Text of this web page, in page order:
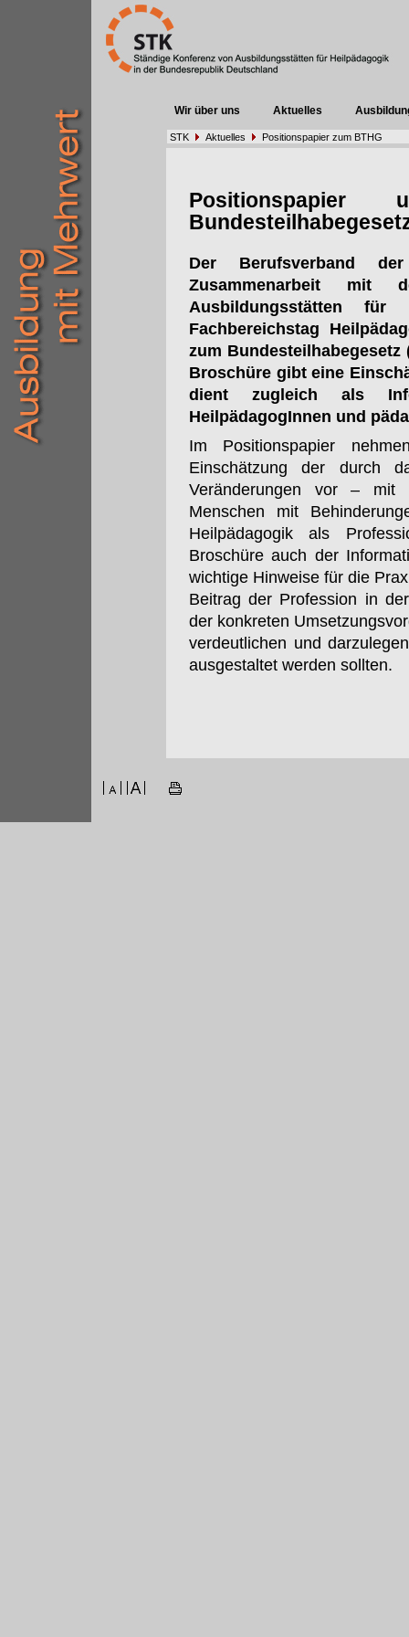
Wir über uns Aktuelles
STK Aktuelles Positionspapier zum BTHG
Der Berufsverband
Zusammenarbeit mit
Ausbildungsstätten
Fachbereichstag
zum
Broschüre gibt eine
dient zugleich als
HeilpädagogInnen und
Im Positionspapier
Einschätzung der durch
Veränderungen vor – mit
Menschen mit
Heilpädagogik als
Broschüre auch der
wichtige Hinweise für die
Beitrag der Profession in
der konkreten
verdeutlichen und
ausgestaltet werden sollten.